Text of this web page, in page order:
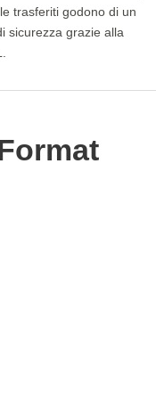
trasferiti godono di un
sicurezza grazie alla